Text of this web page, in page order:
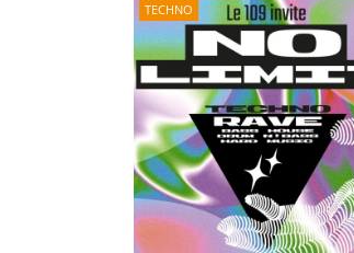
TECHNO